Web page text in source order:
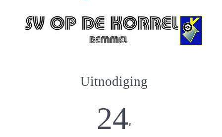
Uitnodiging
24e